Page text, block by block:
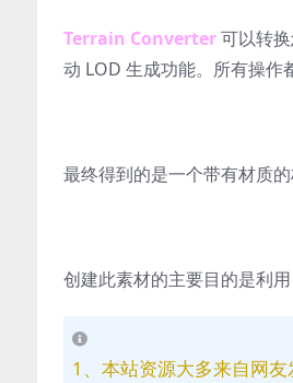
Terrain Converter可以转
动 LOD 生成功能。所有操作
最终得到的是一个带有材质
创建此素材的主要目的是利
1、本站资源大多来自网